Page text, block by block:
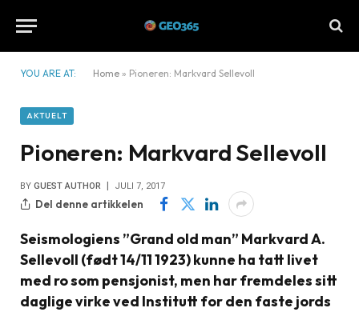
YOU ARE AT: Home » Pioneren: Markvard Sellevoll
AKTUELT
Pioneren: Markvard Sellevoll
BY GUEST AUTHOR JULI 7, 2017
Del denne artikkelen
Seismologiens ”Grand old man” Markvard A.
Sellevoll (født 14/11 1923) kunne ha tatt livet
med ro som pensjonist, men har fremdeles sitt
daglige virke ved Institutt for den faste jords